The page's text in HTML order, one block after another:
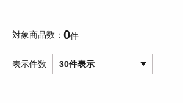
対象商品数 0件
表示件数 30件表示